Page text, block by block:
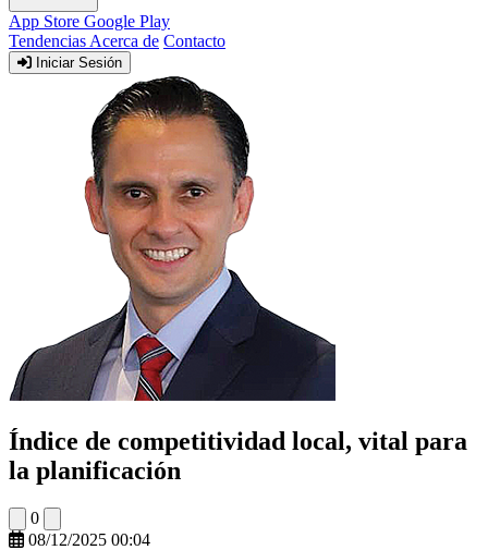
App Store Google Play
Tendencias Acerca de Contacto
Iniciar Sesión
Índice de competitividad local, vital para
la planificación
0
08/12/2025 00:04